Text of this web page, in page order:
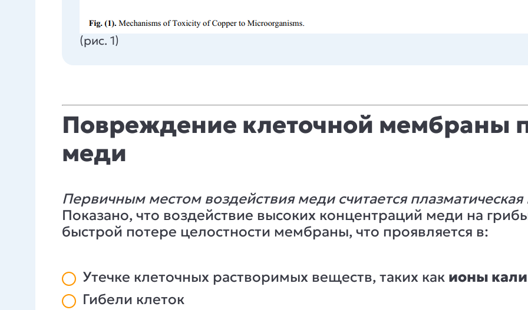
(рис. 1)
Повреждение клеточной мембраны
меди
Первичным местом воздействия меди считается
Показано, что воздействие высоких концентраций меди на
быстрой потере целостности мембраны, что проявляется в:
Утечке клеточных растворимых веществ, таких как ионы
Гибели клеток